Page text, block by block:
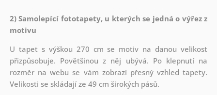
2) Samolepící fototapety, u kterých se jedná o výřez z
motivu
U tapet s výškou 270 cm se motiv na danou velikost
přizpůsobuje. Povětšinou z něj ubývá. Po klepnutí na
rozměr na webu se vám zobrazí přesný vzhled tapety.
Velikosti se skládají ze 49 cm širokých pásů.